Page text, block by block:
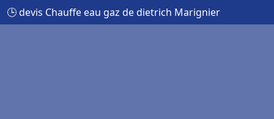
🕒 devis Chauffe eau gaz de dietrich Marignier